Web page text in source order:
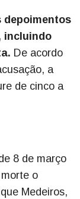
depoimentos
incluindo
De acordo
a
de cinco a
8 de março
o
Medeiros,